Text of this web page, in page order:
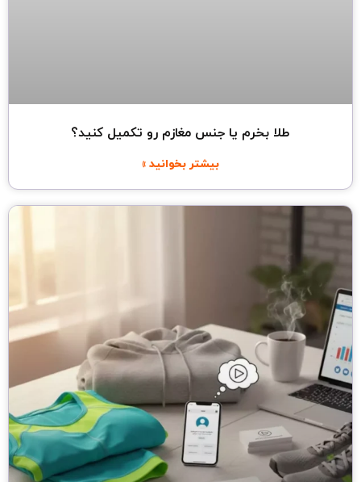
طلا بخرم یا جنس مغازم رو تکمیل کنید؟
بیشتر بخوانید »